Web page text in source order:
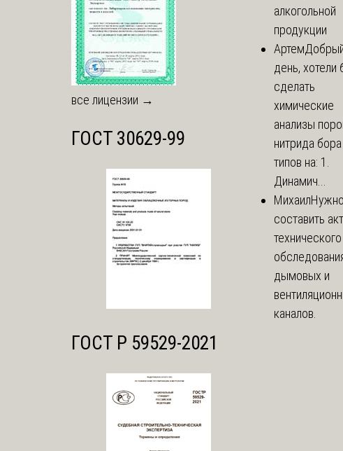
все лицензии →
ГОСТ 30629-99
ГОСТ Р 59529-2021
алкогольной
продукции
Артем
день, хотели
сделать
химические
анализы
нитрида
типов на: 1.
Динамич...
МихаилНужно
составить акт
технического
дымовых и
каналов.